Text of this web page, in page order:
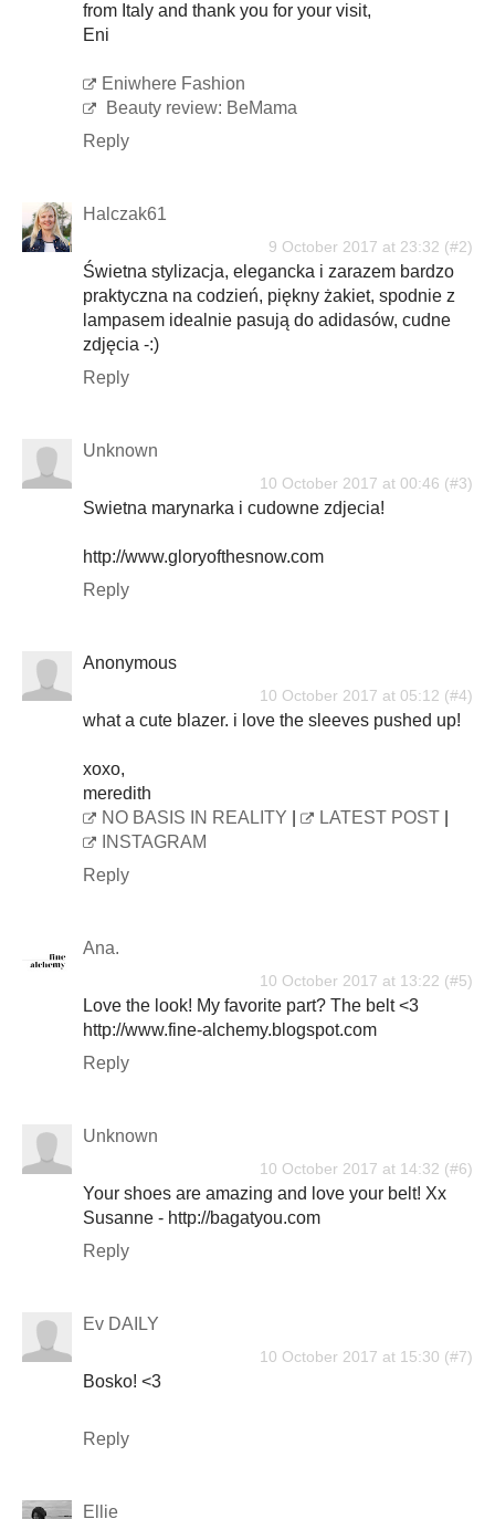
from Italy and thank you for your visit,
Eni
Eniwhere Fashion
Beauty review: BeMama
Reply
Halczak61
9 October 2017 at 23:32
Świetna stylizacja, elegancka i zarazem bardzo
praktyczna na codzień, piękny żakiet, spodnie z
lampasem idealnie pasują do adidasów, cudne
zdjęcia -:)
Reply
Unknown
10 October 2017 at 00:46
Swietna marynarka i cudowne zdjecia!
http://www.gloryofthesnow.com
Reply
Anonymous
10 October 2017 at 05:12
what a cute blazer. i love the sleeves pushed up!
xoxo,
meredith
NO BASIS IN REALITY
LATEST POST
INSTAGRAM
Reply
Ana.
10 October 2017 at 13:22
Love the look! My favorite part? The belt <3
http://www.fine-alchemy.blogspot.com
Reply
Unknown
10 October 2017 at 14:32
Your shoes are amazing and love your belt! Xx
Susanne - http://bagatyou.com
Reply
Ev DAILY
10 October 2017 at 15:30
Bosko! <3
Reply
Ellie